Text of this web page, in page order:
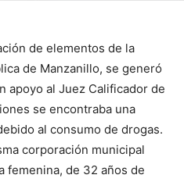
de elementos de la
de Manzanillo, se generó
apoyo al Juez Calificador de
se encontraba una
al consumo de drogas.
corporación municipal
femenina, de 32 años de